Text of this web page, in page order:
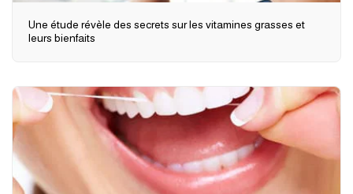
Une étude révèle des secrets sur les vitamines grasses et
leurs bienfaits